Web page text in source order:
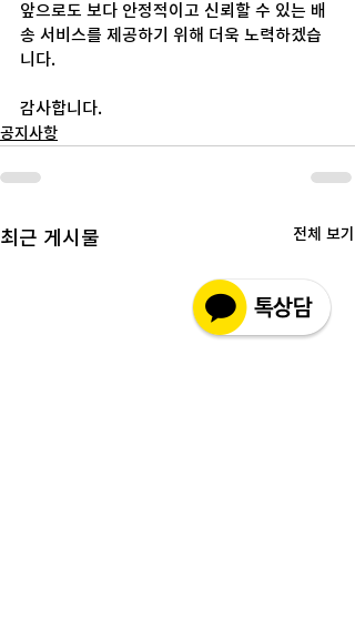
앞으로도 보다 안정적이고 신뢰할 수 있는 배
송 서비스를 제공하기 위해 더욱 노력하겠습
니다.
감사합니다.
공지사항
최근 게시물 전체 보기